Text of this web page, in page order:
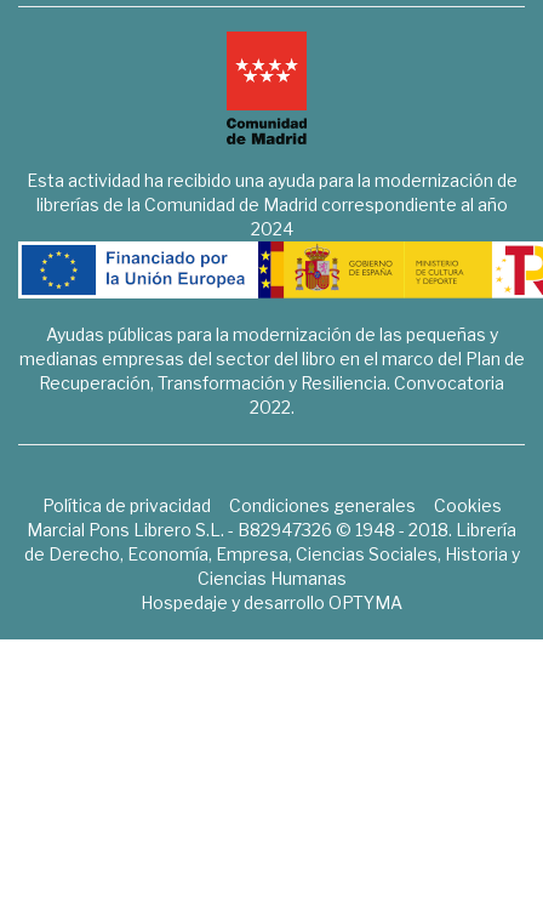
Esta actividad ha recibido una ayuda para la modernización de
librerías de la Comunidad de Madrid correspondiente al año
2024
Ayudas públicas para la modernización de las pequeñas y
medianas empresas del sector del libro en el marco del Plan de
Recuperación, Transformación y Resiliencia. Convocatoria
2022.
Política de privacidad Condiciones generales
Cookies
Marcial Pons Librero S.L. - B82947326 © 1948 - 2018. Librería
de Derecho, Economía, Empresa, Ciencias Sociales, Historia y
Ciencias Humanas
Hospedaje y desarrollo OPTYMA